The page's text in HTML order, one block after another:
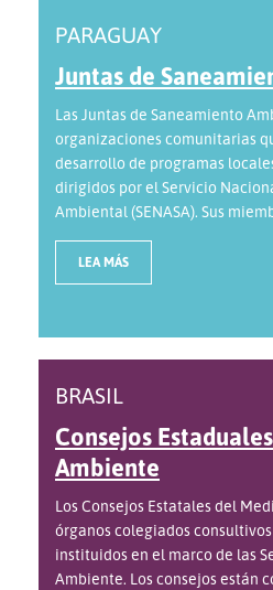
PARAGUAY
Juntas de
Las Juntas de Saneamiento
organizaciones comunitarias
desarrollo de programas
dirigidos por el Servicio
Ambiental (SENASA). Sus
LEA MÁS
BRASIL
Consejos
Ambiente
Los Consejos Estatales del
órganos colegiados
instituidos en el marco de las
Ambiente. Los consejos están